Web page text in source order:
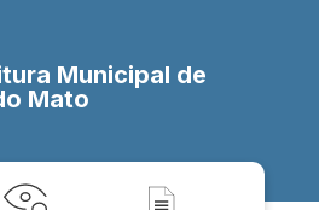
Municipal de
Mato